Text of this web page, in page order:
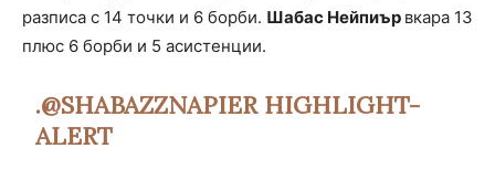
разписа с 14 точки и 6 борби. Шабас Нейпиър вкара 13
плюс 6 борби и 5 асистенции.
.@SHABAZZNAPIERHIGHLIGHT-
ALERT